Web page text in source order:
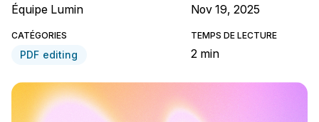
Équipe Lumin Nov 19, 2025
CATÉGORIES
PDF editing
TEMPS DE LECTURE
2 min